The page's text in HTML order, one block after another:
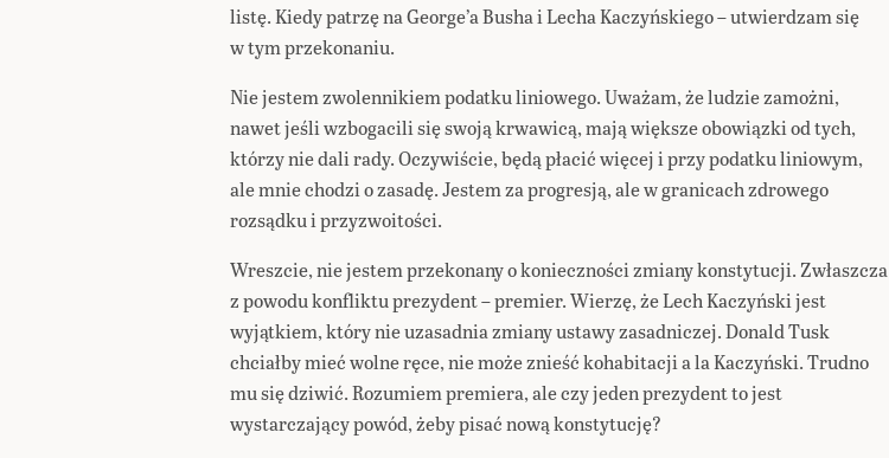
listę. Kiedy patrzę na George’a Busha i Lecha Kaczyńskiego – utwierdzam się
w tym przekonaniu.
Nie jestem zwolennikiem podatku liniowego. Uważam, że ludzie zamożni,
nawet jeśli wzbogacili się swoją krwawicą, mają większe obowiązki od tych,
którzy nie dali rady. Oczywiście, będą płacić więcej i przy podatku liniowym,
ale mnie chodzi o zasadę. Jestem za progresją, ale w granicach zdrowego
rozsądku i przyzwoitości.
Wreszcie, nie jestem przekonany o konieczności zmiany konstytucji. Zwłaszcza
z powodu konfliktu prezydent – premier. Wierzę, że Lech Kaczyński jest
wyjątkiem, który nie uzasadnia zmiany ustawy zasadniczej. Donald Tusk
chciałby mieć wolne ręce, nie może znieść kohabitacji a la Kaczyński. Trudno
mu się dziwić. Rozumiem premiera, ale czy jeden prezydent to jest
wystarczający powód, żeby pisać nową konstytucję?